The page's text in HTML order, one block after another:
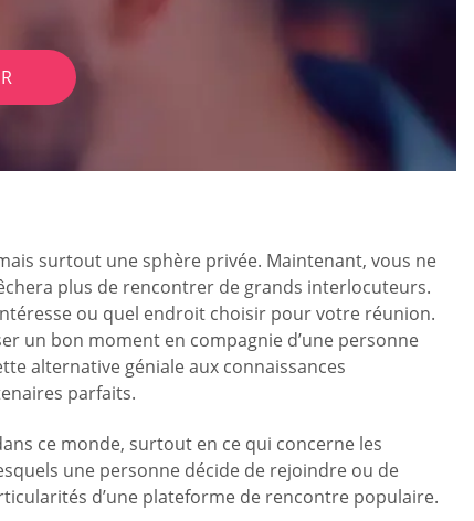
surtout une sphère privée. Maintenant, vous ne
plus de rencontrer de grands interlocuteurs.
ou quel endroit choisir pour votre réunion.
un bon moment en compagnie d’une personne
alternative géniale aux connaissances
parfaits.
ce monde, surtout en ce qui concerne les
une personne décide de rejoindre ou de
d’une plateforme de rencontre populaire.